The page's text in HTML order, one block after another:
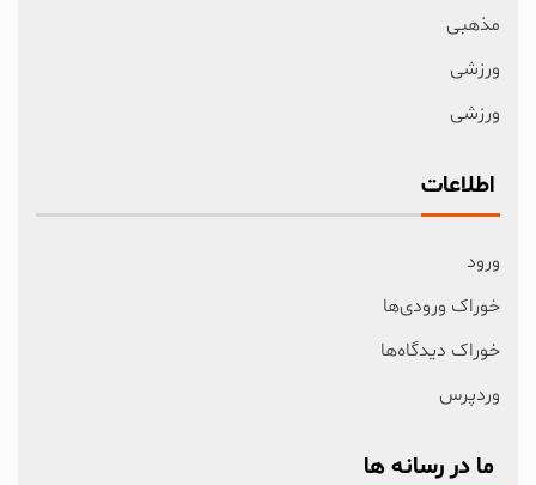
مذهبی
ورزشی
ورزشی
اطلاعات
ورود
خوراک ورودی‌ها
خوراک دیدگاه‌ها
وردپرس
ما در رسانه ها